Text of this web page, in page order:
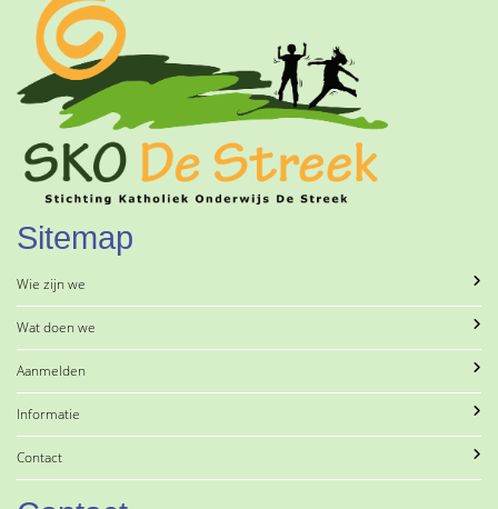
Sitemap
Wie zijn we
Wat doen we
Aanmelden
Informatie
Contact